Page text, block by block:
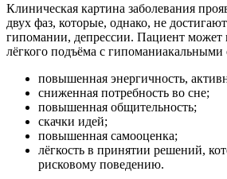
Клиническая картина заболевания
двух фаз, которые, однако, не
гипомании, депрессии. Пациент
лёгкого подъёма с
повышенная энергичность,
сниженная потребность во сне;
повышенная общительность;
скачки идей;
повышенная самооценка;
лёгкость в принятии решений,
рисковому поведению.